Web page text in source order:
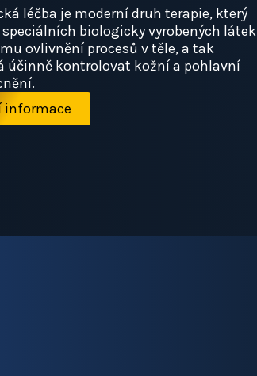
léčba je moderní druh terapie, který
biologicky vyrobených látek
ovlivnění procesů v těle, a tak
účinně kontrolovat kožní a pohlavní
informace